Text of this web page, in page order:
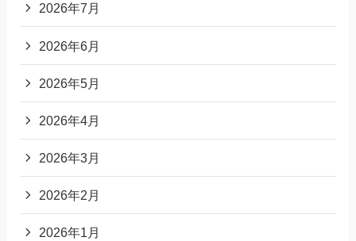
2026年7月
2026年6月
2026年5月
2026年4月
2026年3月
2026年2月
2026年1月